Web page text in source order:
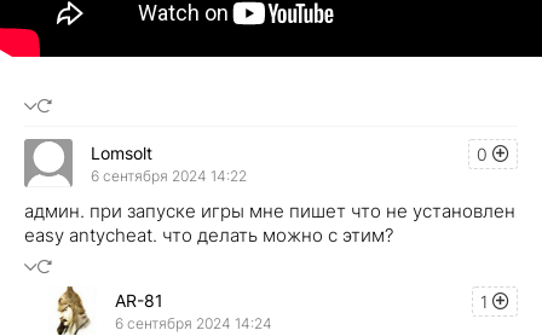
0
Lomsolt
6 сентября 2024 14:22
админ. при запуске игры мне пишет что не установлен
easy antycheat. что делать можно с этим?
1
AR-81
6 сентября 2024 14:24